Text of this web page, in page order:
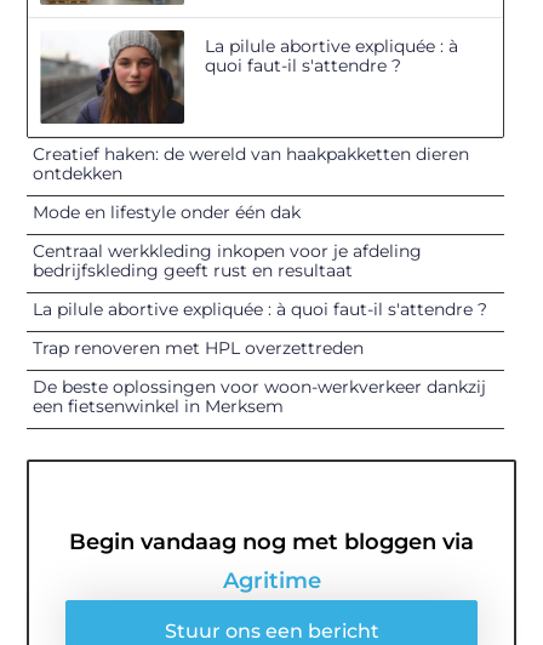
La pilule abortive expliquée : à
quoi faut-il s'attendre ?
Creatief haken: de wereld van haakpakketten dieren
ontdekken
Mode en lifestyle onder één dak
Centraal werkkleding inkopen voor je afdeling
bedrijfskleding geeft rust en resultaat
La pilule abortive expliquée : à quoi faut-il s'attendre ?
Trap renoveren met HPL overzettreden
De beste oplossingen voor woon-werkverkeer dankzij
een fietsenwinkel in Merksem
Begin vandaag nog met bloggen via
Agritime
Stuur ons een bericht